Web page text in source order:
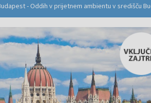
- Oddih v prijetnem ambientu v središču